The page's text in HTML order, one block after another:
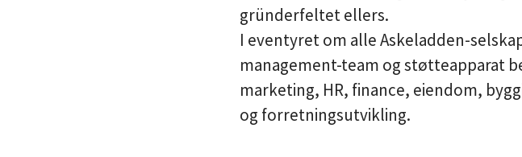
gründerfeltet ellers.
I eventyret om alle Askeladden-
management-team og støtteapparat
marketing, HR, finance, eiendom,
og forretningsutvikling.